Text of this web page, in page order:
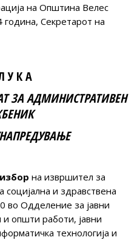
на Општина Велес
Секретарот на
У К А
ЗА АДМИНИСТРАТИВЕН
на извршител за
социјална и здравствена
во Одделение за јавни
и општи работи, јавни
технологија и